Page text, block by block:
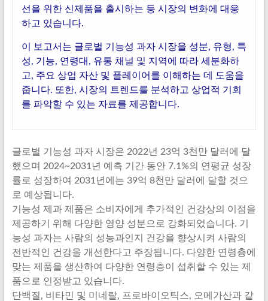
선을 위한 신제품을 출시하는 등 시장의 변화에 대응
하고 있습니다.
이 보고서는 글로벌 기능성 과자 시장을 성분, 유형, 특
성, 기능, 연령대, 유통 채널 및 지역에 따라 세분화하
고, 주요 상업 자산 및 플레이어를 이해하는 데 도움을
줍니다. 또한, 시장의 트렌드를 분석하고 상업적 기회
를 파악할 수 있는 자료를 제공합니다.
글로벌 기능성 과자 시장은 2022년 23억 3천만 달러에 달
했으며 2024~2031년 예측 기간 동안 7.1%의 연평균 성장
률로 성장하여 2031년에는 39억 8천만 달러에 달할 것으
로 예상됩니다.
기능성 제과 제품은 소비자에게 추가적인 건강상의 이점을
제공하기 위해 다양한 영양 성분으로 강화되었습니다. 기
능성 과자는 사람의 성능과인지 건강을 향상시켜 사람의
전반적인 건강을 개선한다고 주장됩니다. 다양한 연령층에
맞는 제품을 생산하여 다양한 연령층이 섭취할 수 있는 제
품으로 인정받고 있습니다.
단백질, 비타민 및 미네랄, 프로바이오틱스, 오메가산과 같